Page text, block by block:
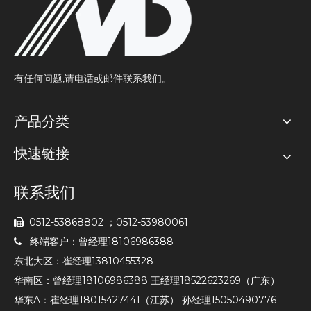
有任何问题,请电话或邮件联系我们。
产品分类
快速链接
联系我们
 0512-53868802 ；0512-53980061

终端客户：曾经理18106986388
东北大区：崔经理13810455328
华南区：曾经理18106986388 王经理18522623269（广东）
华东A：崔经理18015427441（江苏） 孙经理15050490776